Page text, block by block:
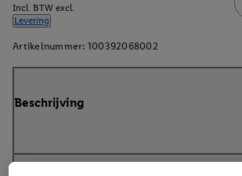
Incl. BTW excl.
Levering
Artikelnummer: 100392068002
Beschrijving